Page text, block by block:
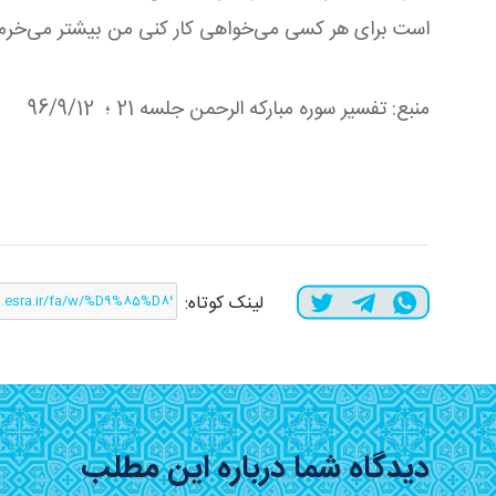
است برای هر كسی می‌خواهی كار كنی من بیشتر
منبع: تفسیر سوره مباركه الرحمن جلسه 21 ؛ 96/9/12
لینک کوتاه:
دیدگاه شما درباره این مطلب